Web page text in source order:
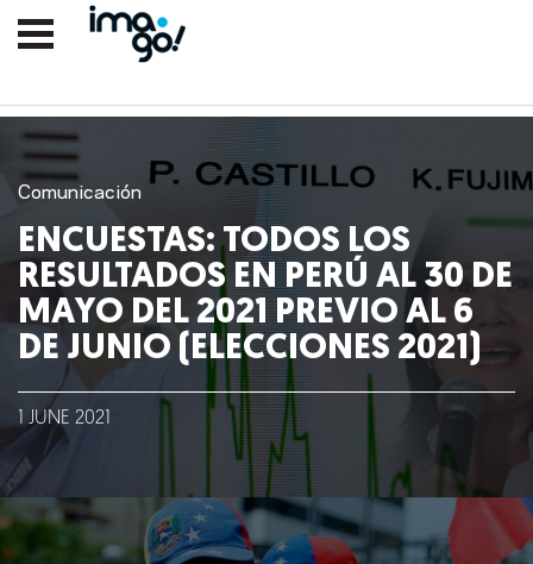
Comunicación
ENCUESTAS: TODOS LOS
RESULTADOS EN PERÚ AL 30 DE
MAYO DEL 2021 PREVIO AL 6
DE JUNIO (ELECCIONES 2021)
JUNE 2021